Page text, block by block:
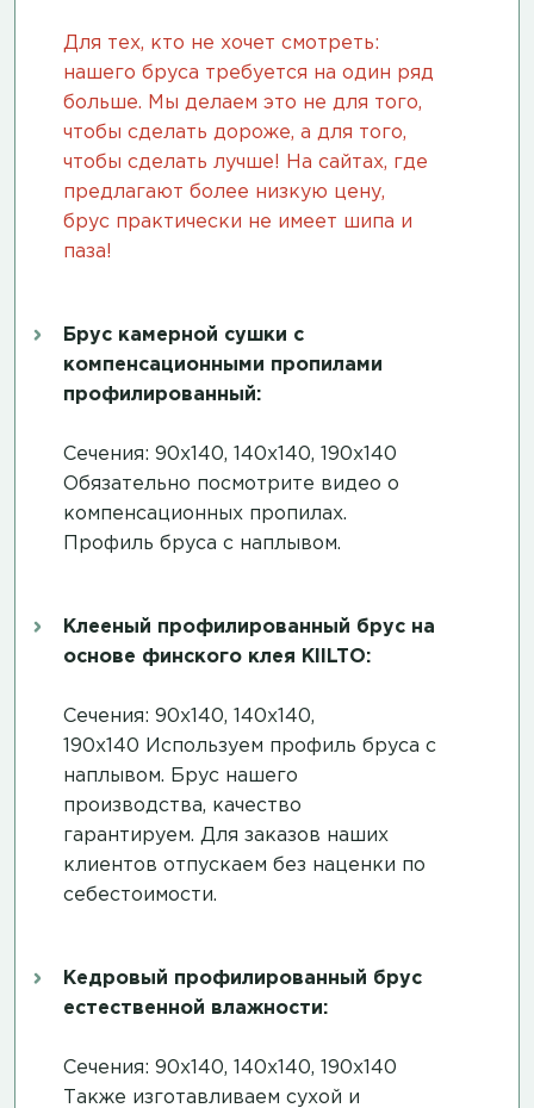
Для тех, кто не хочет смотреть:
нашего бруса требуется на один ряд
больше. Мы делаем это не для того,
чтобы сделать дороже, а для того,
чтобы сделать лучше! На сайтах, где
предлагают более низкую цену,
брус практически не имеет шипа и
паза!
Брус камерной сушки с
компенсационными пропилами
профилированный:
Сечения: 90х140, 140х140, 190х140
Обязательно посмотрите видео о
компенсационных пропилах.
Профиль бруса с наплывом.
Клееный профилированный брус на
основе финского клея KIILTO:
Сечения: 90х140, 140х140,
190х140 Используем профиль бруса с
наплывом. Брус нашего
производства, качество
гарантируем. Для заказов наших
клиентов отпускаем без наценки по
себестоимости.
Кедровый профилированный брус
естественной влажности:
Сечения: 90х140, 140х140, 190х140
Также изготавливаем сухой и